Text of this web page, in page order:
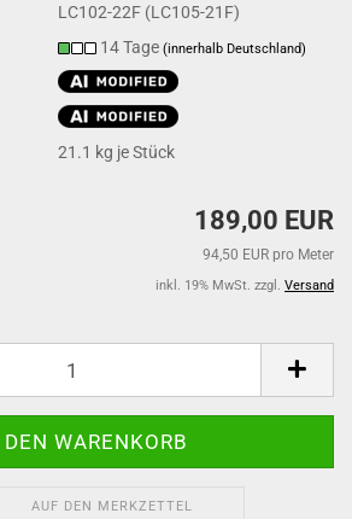
LC102-22F (LC105-21F)
14 Tage(innerhalb Deutschland)
21.1 kg je Stück
189,00 EUR
94,50 EUR pro Meter
inkl. 19% MwSt. zzgl. Versand
AUF DEN MERKZETTEL